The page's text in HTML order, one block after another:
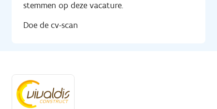
stemmen op deze vacature.
Doe de cv-scan